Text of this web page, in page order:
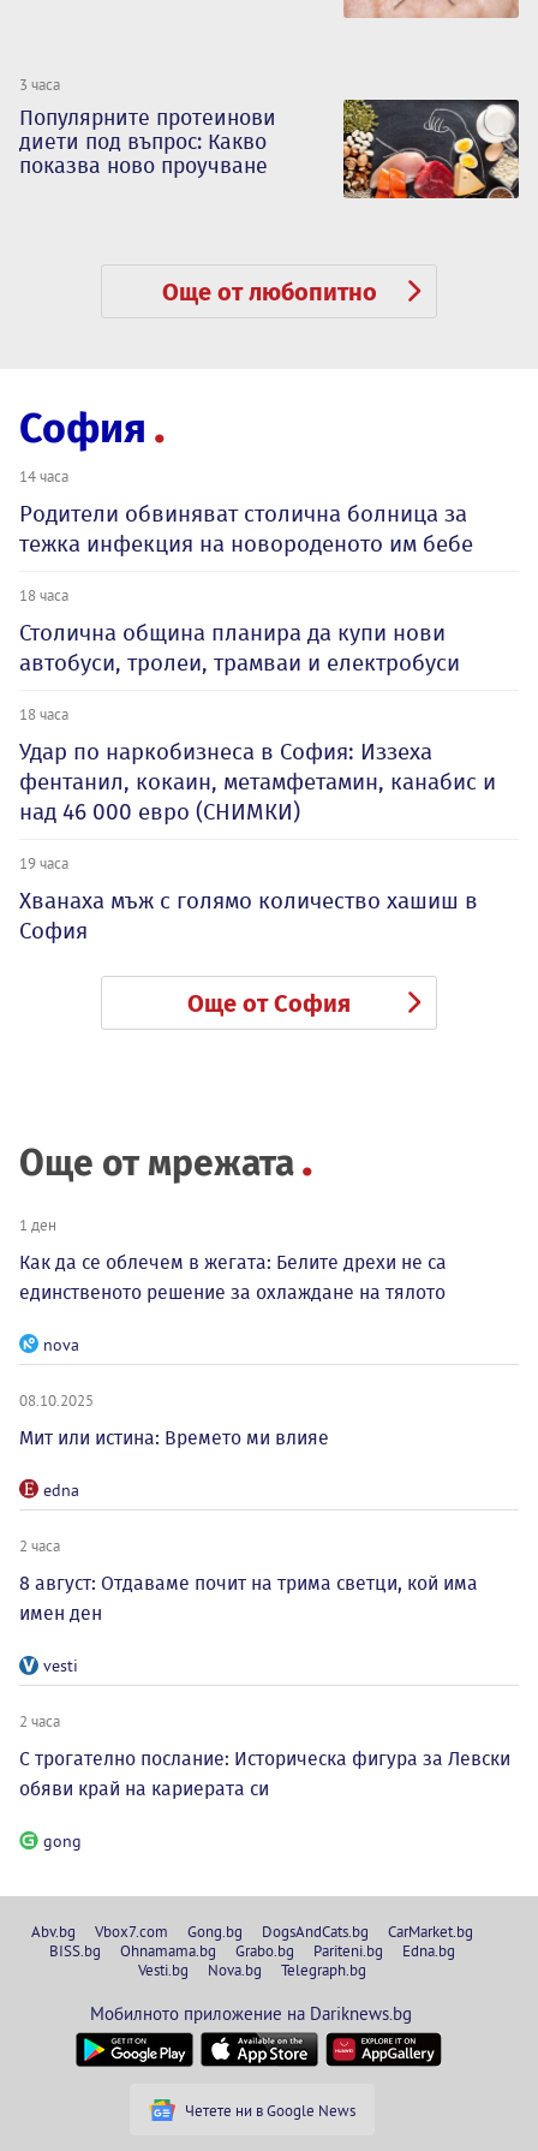
3 часа
Популярните протеинови
диети под въпрос: Какво
показва ново проучване
Още от любопитно
София
14 часа
Родители обвиняват столична болница за
тежка инфекция на новороденото им бебе
18 часа
Столична община планира да купи нови
автобуси, тролеи, трамваи и електробуси
18 часа
Удар по наркобизнеса в София: Иззеха
фентанил, кокаин, метамфетамин, канабис и
над 46 000 евро (СНИМКИ)
19 часа
Хванаха мъж с голямо количество хашиш в
София
Още от София
Още от мрежата
1 ден
Как да се облечем в жегата: Белите дрехи не са
единственото решение за охлаждане на тялото
nova
08.10.2025
Мит или истина: Времето ми влияе
edna
2 часа
8 август: Отдаваме почит на трима светци, кой има
имен ден
vesti
2 часа
С трогателно послание: Историческа фигура за Левски
обяви край на кариерата си
gong
Abv.bg Vbox7.com Gong.bg DogsAndCats.bg
CarMarket.bg
BISS.bg
Ohnamama.bg Grabo.bg Pariteni.bg
Edna.bg
Vesti.bg
Nova.bg Telegraph.bg
Мобилното приложение на Dariknews.bg
Четете ни в Google News